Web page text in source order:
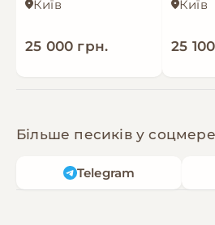
Київ
25 000 грн.
Київ
25
Більше песиків у
Telegram